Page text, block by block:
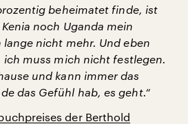
beheimatet finde, ist
noch Uganda mein
nicht mehr. Und eben
ich muss mich nicht festlegen.
und kann immer das
das Gefühl hab, es geht.“
der Berthold